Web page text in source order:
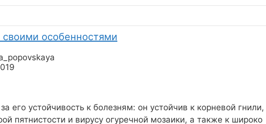
особенностями
его устойчивость к болезням: он устойчив к корневой гнили,
пятнистости и вирусу огуречной мозаики, а также к широко